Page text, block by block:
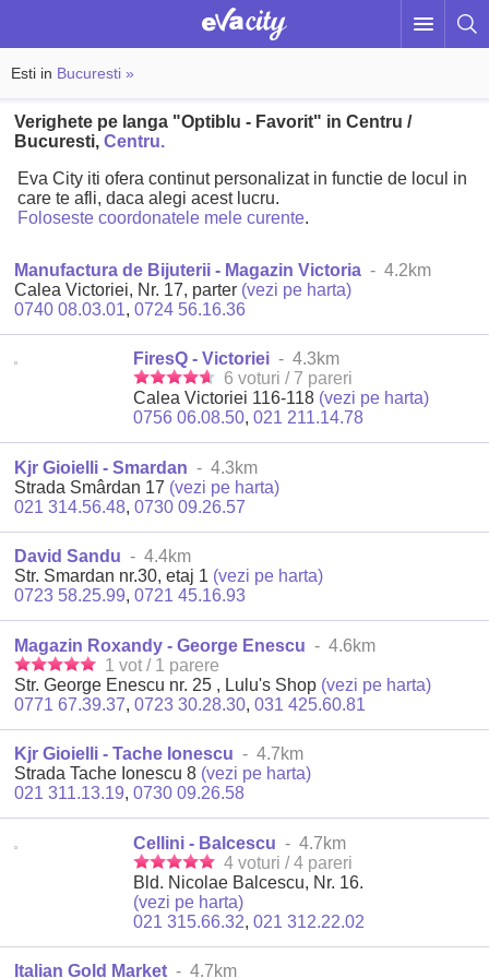
Esti in Bucuresti »
Verighete pe langa "Optiblu - Favorit" in Centru /
Bucuresti,Centru.
Eva City iti ofera continut personalizat in functie de locul in
care te afli, daca alegi acest lucru.
Foloseste coordonatele mele curente.
Manufactura de Bijuterii - Magazin Victoria - 4.2km
Calea Victoriei, Nr. 17, parter (vezi pe harta)
0740 08.03.01,0724 56.16.36
FiresQ - Victoriei - 4.3km
6 voturi / 7 pareri
Calea Victoriei 116-118 (vezi pe harta)
0756 06.08.50,021 211.14.78
Kjr Gioielli - Smardan - 4.3km
Strada Smârdan 17 (vezi pe harta)
021 314.56.48,0730 09.26.57
David Sandu - 4.4km
Str. Smardan nr.30, etaj 1 (vezi pe harta)
0723 58.25.99,0721 45.16.93
Magazin Roxandy - George Enescu - 4.6km
1 vot / 1 parere
Str. George Enescu nr. 25 , Lulu's Shop (vezi pe harta)
0771 67.39.37,0723 30.28.30,031 425.60.81
Kjr Gioielli - Tache Ionescu - 4.7km
Strada Tache Ionescu 8 (vezi pe harta)
021 311.13.19,0730 09.26.58
Cellini - Balcescu - 4.7km
4 voturi / 4 pareri
Bld. Nicolae Balcescu, Nr. 16.
(vezi pe harta)
021 315.66.32,021 312.22.02
Italian Gold Market - 4.7km